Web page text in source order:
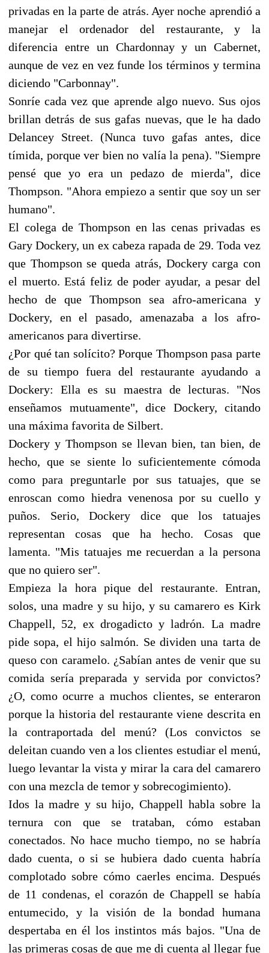
privadas en la parte de atrás. Ayer noche aprendió a
manejar el ordenador del restaurante, y la
diferencia entre un Chardonnay y un Cabernet,
aunque de vez en vez funde los términos y termina
diciendo "Carbonnay".
Sonríe cada vez que aprende algo nuevo. Sus ojos
brillan detrás de sus gafas nuevas, que le ha dado
Delancey Street. (Nunca tuvo gafas antes, dice
tímida, porque ver bien no valía la pena). "Siempre
pensé que yo era un pedazo de mierda", dice
Thompson. "Ahora empiezo a sentir que soy un ser
humano".
El colega de Thompson en las cenas privadas es
Gary Dockery, un ex cabeza rapada de 29. Toda vez
que Thompson se queda atrás, Dockery carga con
el muerto. Está feliz de poder ayudar, a pesar del
hecho de que Thompson sea afro-americana y
Dockery, en el pasado, amenazaba a los afro-
americanos para divertirse.
¿Por qué tan solícito? Porque Thompson pasa parte
de su tiempo fuera del restaurante ayudando a
Dockery: Ella es su maestra de lecturas. "Nos
enseñamos mutuamente", dice Dockery, citando
una máxima favorita de Silbert.
Dockery y Thompson se llevan bien, tan bien, de
hecho, que se siente lo suficientemente cómoda
como para preguntarle por sus tatuajes, que se
enroscan como hiedra venenosa por su cuello y
puños. Serio, Dockery dice que los tatuajes
representan cosas que ha hecho. Cosas que
lamenta. "Mis tatuajes me recuerdan a la persona
que no quiero ser".
Empieza la hora pique del restaurante. Entran,
solos, una madre y su hijo, y su camarero es Kirk
Chappell, 52, ex drogadicto y ladrón. La madre
pide sopa, el hijo salmón. Se dividen una tarta de
queso con caramelo. ¿Sabían antes de venir que su
comida sería preparada y servida por convictos?
¿O, como ocurre a muchos clientes, se enteraron
porque la historia del restaurante viene descrita en
la contraportada del menú? (Los convictos se
deleitan cuando ven a los clientes estudiar el menú,
luego levantar la vista y mirar la cara del camarero
con una mezcla de temor y sobrecogimiento).
Idos la madre y su hijo, Chappell habla sobre la
ternura con que se trataban, cómo estaban
conectados. No hace mucho tiempo, no se habría
dado cuenta, o si se hubiera dado cuenta habría
complotado sobre cómo caerles encima. Después
de 11 condenas, el corazón de Chappell se había
entumecido, y la visión de la bondad humana
despertaba en él los instintos más bajos. "Una de
las primeras cosas de que me di cuenta al llegar fue